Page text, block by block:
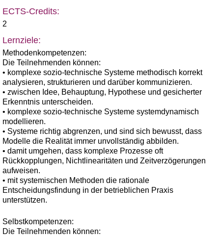
ECTS-Credits:
2
Lernziele:
Methodenkompetenzen:
Die Teilnehmenden können:
• komplexe sozio-technische Systeme methodisch korrekt
analysieren, strukturieren und darüber kommunizieren.
• zwischen Idee, Behauptung, Hypothese und gesicherter
Erkenntnis unterscheiden.
• komplexe sozio-technische Systeme systemdynamisch
modellieren.
• Systeme richtig abgrenzen, und sind sich bewusst, dass
Modelle die Realität immer unvollständig abbilden.
• damit umgehen, dass komplexe Prozesse oft
Rückkopplungen, Nichtlinearitäten und Zeitverzögerungen
aufweisen.
• mit systemischen Methoden die rationale
Entscheidungsfindung in der betrieblichen Praxis
unterstützen.
Selbstkompetenzen:
Die Teilnehmenden können: